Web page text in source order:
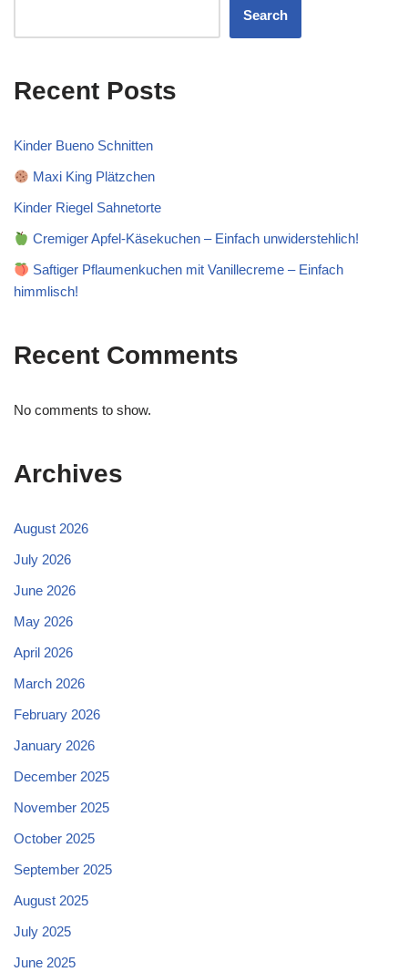
Search
Recent Posts
Kinder Bueno Schnitten
Maxi King Plätzchen
Kinder Riegel Sahnetorte
Cremiger Apfel-Käsekuchen – Einfach unwiderstehlich!
Saftiger Pflaumenkuchen mit Vanillecreme – Einfach
himmlisch!
Recent Comments
No comments to show.
Archives
August 2026
July 2026
June 2026
May 2026
April 2026
March 2026
February 2026
January 2026
December 2025
November 2025
October 2025
September 2025
August 2025
July 2025
June 2025